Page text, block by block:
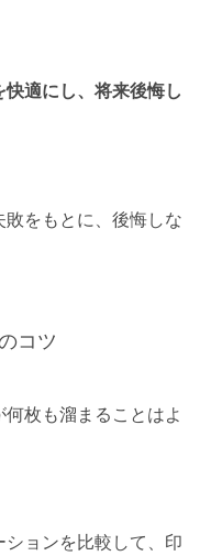
適にし、将来後悔し
をもとに、後悔しな
コツ
枚も溜まることはよ
ションを比較して、印